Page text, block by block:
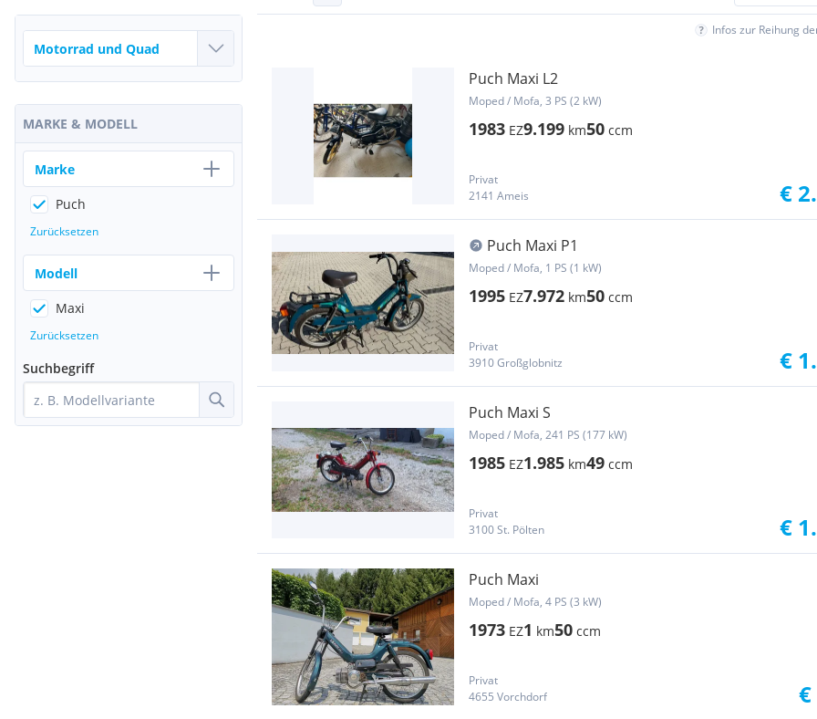
Infos zur Reihung
Puch Maxi L2
Moped / Mofa, 3 PS (2 kW)
1983 EZ9.199 km50 ccm
Privat
2141 Ameis
€
Puch Maxi P1
Moped / Mofa, 1 PS (1 kW)
1995 EZ7.972 km50 ccm
Privat
3910 Großglobnitz
€
Puch Maxi S
Moped / Mofa, 241 PS (177 kW)
1985 EZ1.985 km49 ccm
Privat
3100 St. Pölten
€
Puch Maxi
Moped / Mofa, 4 PS (3 kW)
1973 EZ1 km50 ccm
Privat
4655 Vorchdorf
€
MARKE & MODELL
Marke
Puch
Zurücksetzen
Modell
Maxi
Zurücksetzen
Suchbegriff